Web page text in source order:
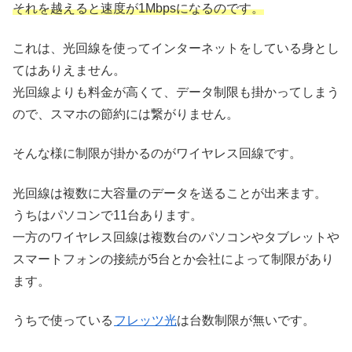
それを越えると速度が1Mbpsになるのです。
これは、光回線を使ってインターネットをしている身とし
てはありえません。
光回線よりも料金が高くて、データ制限も掛かってしまう
ので、スマホの節約には繋がりません。
そんな様に制限が掛かるのがワイヤレス回線です。
光回線は複数に大容量のデータを送ることが出来ます。
うちはパソコンで11台あります。
一方のワイヤレス回線は複数台のパソコンやタブレットや
スマートフォンの接続が5台とか会社によって制限があり
ます。
うちで使っている フレッツ光は台数制限が無いです。